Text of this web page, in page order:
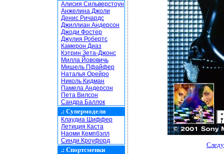
Алисия Сильверстоун
Анжелина Джоли
Денис Ричардс
Джиллиан Андерсон
Джоди Фостер
Джулия Робертс
Камерон Диаз
Кэтрин Зета-Джонс
Милла Йововичь
Мишель Пфайфер
Наталья Орейро
Николь Кидман
Памела Андерсон
Пета Вилсон
Сандра Баллок
.: Супермодели
Клаудиа Шиффер
Летиция Каста
Наоми Кемпбэлл
Синди Кроуфорд
.: Спортсменки